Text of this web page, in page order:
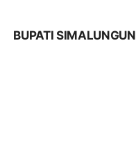
BUPATI SIMALUNGUN